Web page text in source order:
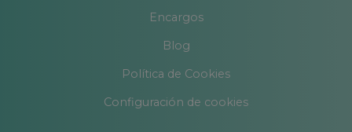
Encargos
Blog
Política de Cookies
Configuración de cookies